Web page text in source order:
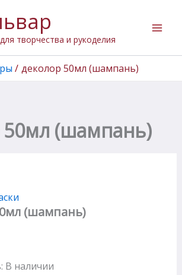
творчества и рукоделия
деколор 50мл (шампань)
50мл (шампань)
(шампань)
В наличии